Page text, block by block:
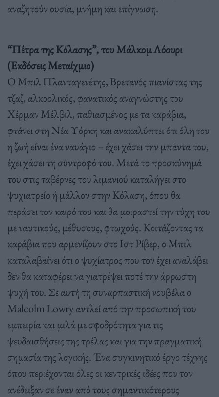
αναζητούν ουσία, μνήμη και επίγνωση.
“Πέτρα της Κόλασης”, τουΜάλκομ Λόουρι
(Εκδόσεις Μεταίχμιο)
O Μπιλ Πλανταγενέτης, Βρετανός πιανίστας της
τζαζ, αλκοολικός, φανατικός αναγνώστης του
Χέρμαν Μέλβιλ, παθιασμένος με τα καράβια,
φτάνει στη Νέα Υόρκη και ανακαλύπτει ότι όλη του
η ζωή είναι ένα ναυάγιο – έχει χάσει την μπάντα του,
έχει χάσει τη σύντροφό του. Μετά το προσκύνημά
του στις ταβέρνες του λιμανιού καταλήγει στο
ψυχιατρείο ή μάλλον στην Κόλαση, όπου θα
περάσει τον καιρό του και θα μοιραστεί την τύχη του
με ναυτικούς, μέθυσους, φτωχούς. Κοιτάζοντας τα
καράβια που αρμενίζουν στο Ιστ Ρίβερ, ο Μπιλ
καταλαβαίνει ότι ο ψυχίατρος που τον έχει αναλάβει
δεν θα καταφέρει να γιατρέψει ποτέ την άρρωστη
ψυχή του. Σε αυτή τη συναρπαστική νουβέλα ο
Malcolm Lowry αντλεί από την προσωπική του
εμπειρία και μιλά με σφοδρότητα για τις
ψευδαισθήσεις της τρέλας και για την πραγματική
σημασία της λογικής. Ένα συγκινητικό έργο τέχνης
όπου περιέχονται όλες οι κεντρικές ιδέες που τον
ανέδειξαν σε έναν από τους σημαντικότερους